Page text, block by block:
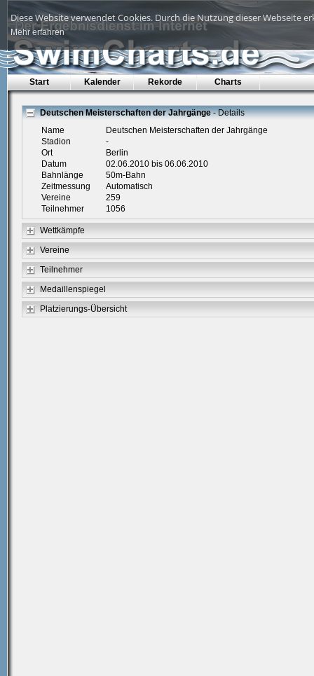
Diese Website verwendet Cookies. Durch die Nutzung dieser Webseite
Mehr erfahren
Start Kalender Rekorde Charts
Deutschen Meisterschaften der Jahrgänge- Details
Name
Deutschen Meisterschaften der Jahrgänge
Stadion
-
Ort
Berlin
Datum
02.06.2010 bis 06.06.2010
Bahnlänge
50m-Bahn
Zeitmessung
Automatisch
Vereine
259
Teilnehmer
1056
Wettkämpfe
Vereine
Teilnehmer
Medaillenspiegel
Platzierungs-Übersicht